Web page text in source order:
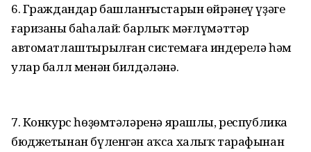
6. Граждандар башланғыстарын өйрәнеү үҙәге
ғаризаны баһалай: барлыҡ мәғлүмәттәр
автоматлаштырылған системаға индерелә һәм
улар балл менән билдәләнә.
7. Конкурс һөҙөмтәләренә ярашлы, республика
бюджетынан бүленгән аҡса халыҡ тарафынан